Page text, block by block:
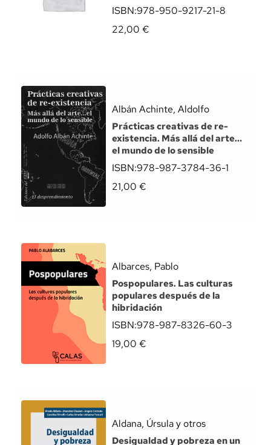
ISBN:978-950-9217-21-8
22,00 €
Albán Achinte, Aldolfo
Prácticas creativas de re-
existencia. Más allá del arte…
el mundo de lo sensible
ISBN:978-987-3784-36-1
21,00 €
Albarces, Pablo
Pospopulares. Las culturas
populares después de la
hibridación
ISBN:978-987-8326-60-3
19,00 €
Aldana, Úrsula y otros
Desigualdad y pobreza en un